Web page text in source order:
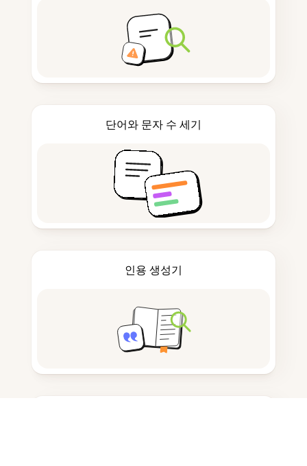
단어와 문자 수 세기
인용 생성기